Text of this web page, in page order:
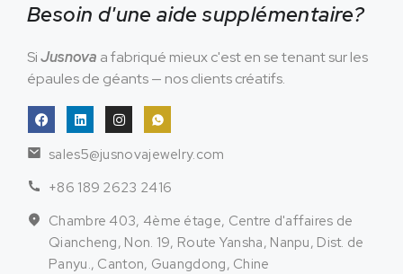
Besoin d'une aide supplémentaire?
SiJusnova a fabriqué mieux c'est en se tenant sur les
épaules de géants — nos clients créatifs.
sales5@jusnovajewelry.com
+86 189 2623 2416
Chambre 403, 4ème étage, Centre d'affaires de
Qiancheng, Non. 19, Route Yansha, Nanpu, Dist. de
Panyu., Canton, Guangdong, Chine